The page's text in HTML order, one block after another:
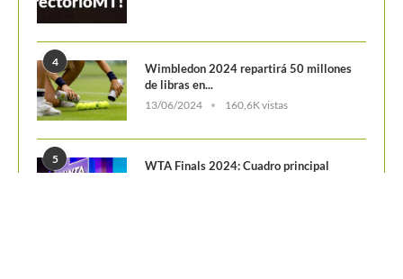
4
Wimbledon 2024 repartirá 50 millones
de libras en...
13/06/2024 160,6K vistas
5 WTA Finals 2024: Cuadro principal